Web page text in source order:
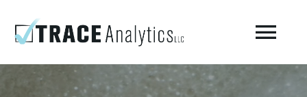
Sobre o laboratório – Trace Analytics